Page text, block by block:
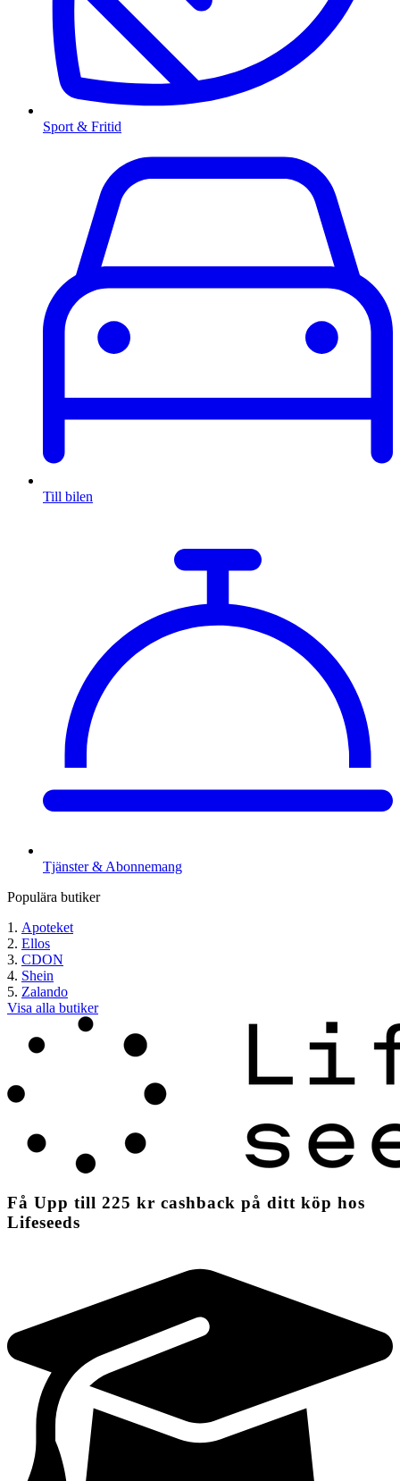
Sport & Fritid
Till bilen
Tjänster & Abonnemang
Populära butiker
Apoteket
Ellos
CDON
Shein
Zalando
Visa alla butiker
Få Upp till 225 kr cashback på ditt köp hos
Lifeseeds